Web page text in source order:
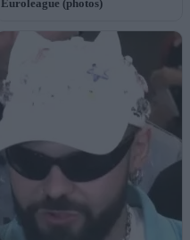
Euroleague (photos)